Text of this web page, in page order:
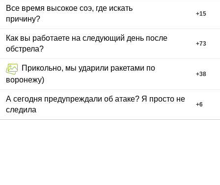
Все время высокое соэ, где искать
причину?
+15
Как вы работаете на следующий день после
обстрела?
+73
Прикольно, мы ударили ракетами по
воронежу)
+38
А сегодня предупреждали об атаке? Я просто не
следила
+6